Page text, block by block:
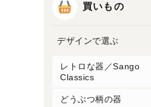
買いもの
デザインで選ぶ
レトロな器／Sango
Classics
どうぶつ柄の器